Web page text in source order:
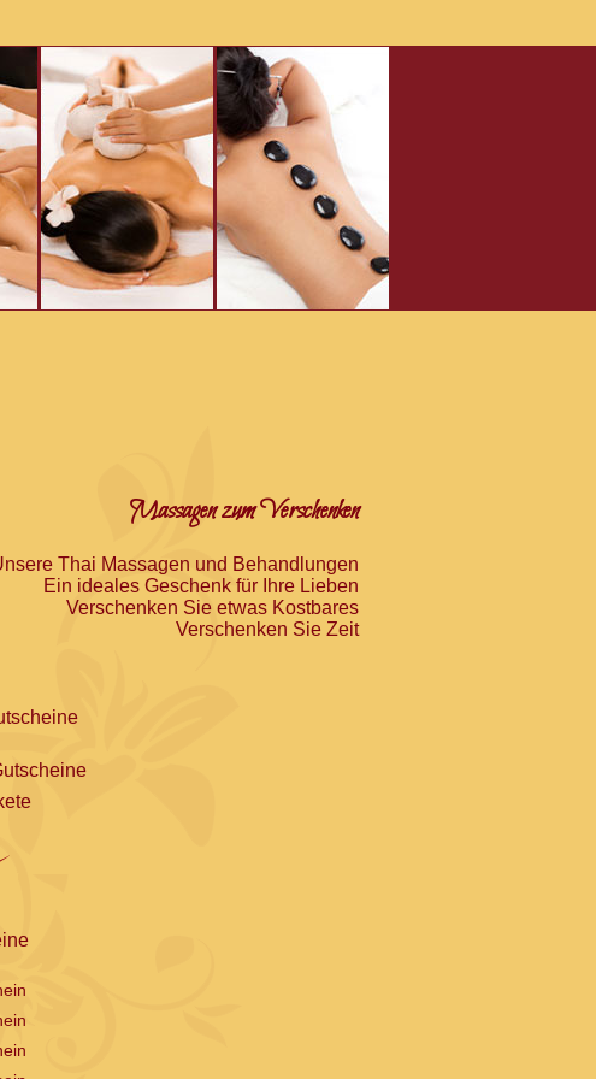
Massagen zum Verschenken
Thai Massagen und Behandlungen
Ein ideales Geschenk für Ihre Lieben
Verschenken Sie etwas Kostbares
Verschenken Sie Zeit